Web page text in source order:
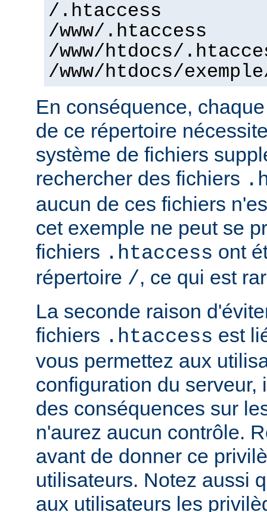
/.htaccess
/www/.htaccess
/www/htdocs/
/www/htdocs/
En conséquence,
de ce répertoire
système de fichiers
rechercher des fichiers
aucun de ces fichiers
cet exemple ne peut se
fichiers .htaccess ont
répertoire /, ce qui est
La seconde raison
fichiers .htaccess est
vous permettez aux
configuration du serveur,
des conséquences sur
n'aurez aucun contrôle.
avant de donner ce
utilisateurs. Notez aussi
aux utilisateurs les